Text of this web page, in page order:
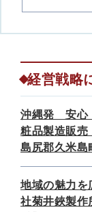
経営戦略
沖縄発 安心
粧品製造販売
島尻郡久米島
地域の魅力を
社菊井鋏製作